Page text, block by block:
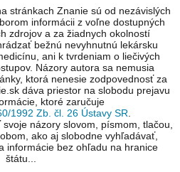
stránkach Znanie sú od nezávislých
informácii z voľne dostupných
zdrojov a za žiadnych okolností
bežnú nevyhnutnú lekársku
ani k tvrdeniam o liečivých
Názory autora sa nemusia
ktorá nenesie zodpovednosť za
dáva priestor na slobodu prejavu
ktoré zaručuje
1992 Zb. čl. 26 Ústavy SR
svoje názory slovom, písmom, tlačou,
ako aj slobodne vyhľadávať,
informácie bez ohľadu na hranice
štátu...